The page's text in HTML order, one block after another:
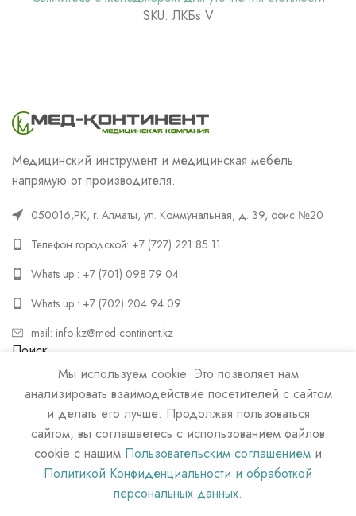
SKU: ЛКБs.V
Медицинский инструмент и медицинская мебель
напрямую от производителя.
050016,РК, г. Алматы, ул. Коммунальная, д. 39, офис №20
Телефон городской: +7 (727) 221 85 11
Whats up : +7 (701) 098 79 04
Whats up : +7 (702) 204 94 09
mail: info-kz@med-continent.kz
Поиск
ПОИСК
Мы используем cookie. Это позволяет нам
анализировать взаимодействие посетителей с сайтом
и делать его лучше. Продолжая пользоваться
сайтом, вы соглашаетесь с использованием файлов
cookie с нашим Пользовательским соглашением и
Политикой Конфиденциальности и обработкой
персональных данных.